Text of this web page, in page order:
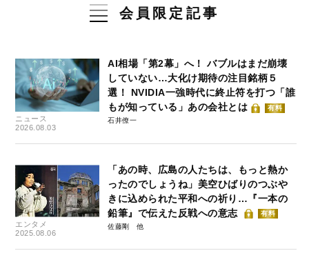
会員限定記事
ニュース
2026.08.03
AI相場「第2幕」へ！ バブルはまだ崩壊
していない…大化け期待の注目銘柄５
選！ NVIDIA一強時代に終止符を打つ「誰
もが知っている」あの会社とは
有料
石井僚一
エンタメ
2025.08.06
「あの時、広島の人たちは、もっと熱か
ったのでしょうね」美空ひばりのつぶや
きに込められた平和への祈り…『一本の
鉛筆』で伝えた反戦への意志
有料
佐藤剛